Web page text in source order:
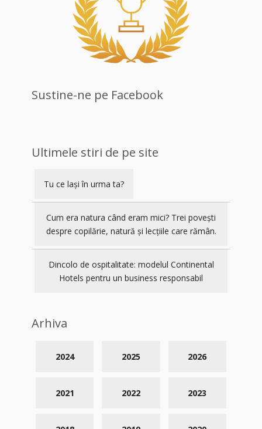
Sustine-ne pe Facebook
Ultimele stiri de pe site
Tu ce lași în urma ta?
Cum era natura când eram mici? Trei povești
despre copilărie, natură și lecțiile care rămân.
Dincolo de ospitalitate: modelul Continental
Hotels pentru un business responsabil
Arhiva
2026
2025
2024
2023
2022
2021